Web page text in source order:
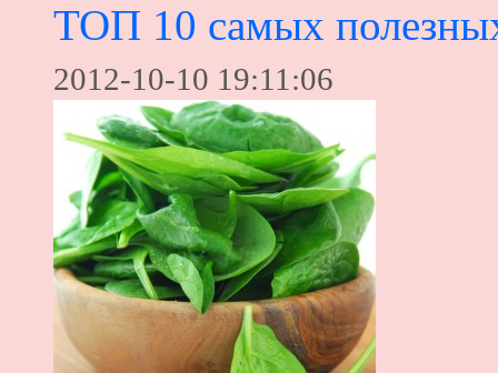
ТОП 10 самых
2012-10-10 19:11:06